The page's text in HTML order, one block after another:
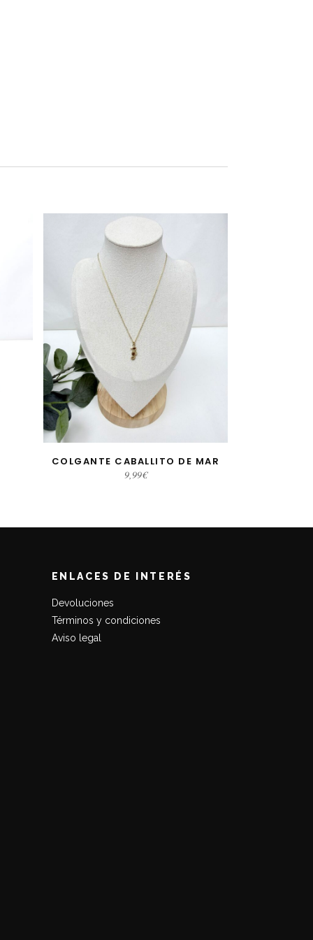
Este producto tiene múltiples variantes. Las opciones se pueden elegir en la página de producto
AÑADIR AL CARRITO
COLGANTE CABALLITO DE MAR
9,99€
ENLACES DE INTERÉS
Devoluciones
Términos y condiciones
Aviso legal